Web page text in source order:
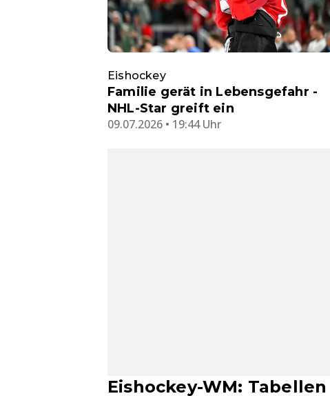
Eishockey
Familie gerät in Lebensgefahr -
NHL-Star greift ein
09.07.2026 • 19:44 Uhr
Eishockey-WM: Tabellen